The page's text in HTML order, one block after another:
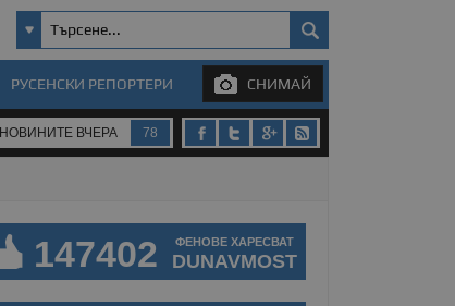
РУСЕНСКИ РЕПОРТЕРИ СНИМАЙ
НОВИНИТЕ ВЧЕРА 78
147402 ФЕНОВЕ ХАРЕСВАТ
DUNAVMOST